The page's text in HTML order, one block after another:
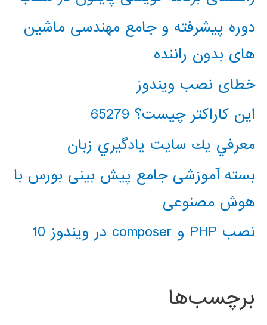
دوره پیشرفته و جامع مهندسی ماشین
های بدون راننده
خطای نصب ویندوز
این کاراکتر چیست؟ 65279
معرفي يك سايت يادگيري زبان
بسته آموزشی جامع پیش بینی بورس با
هوش مصنوعی
نصب PHP و composer در ویندوز 10
برچسب‌ها